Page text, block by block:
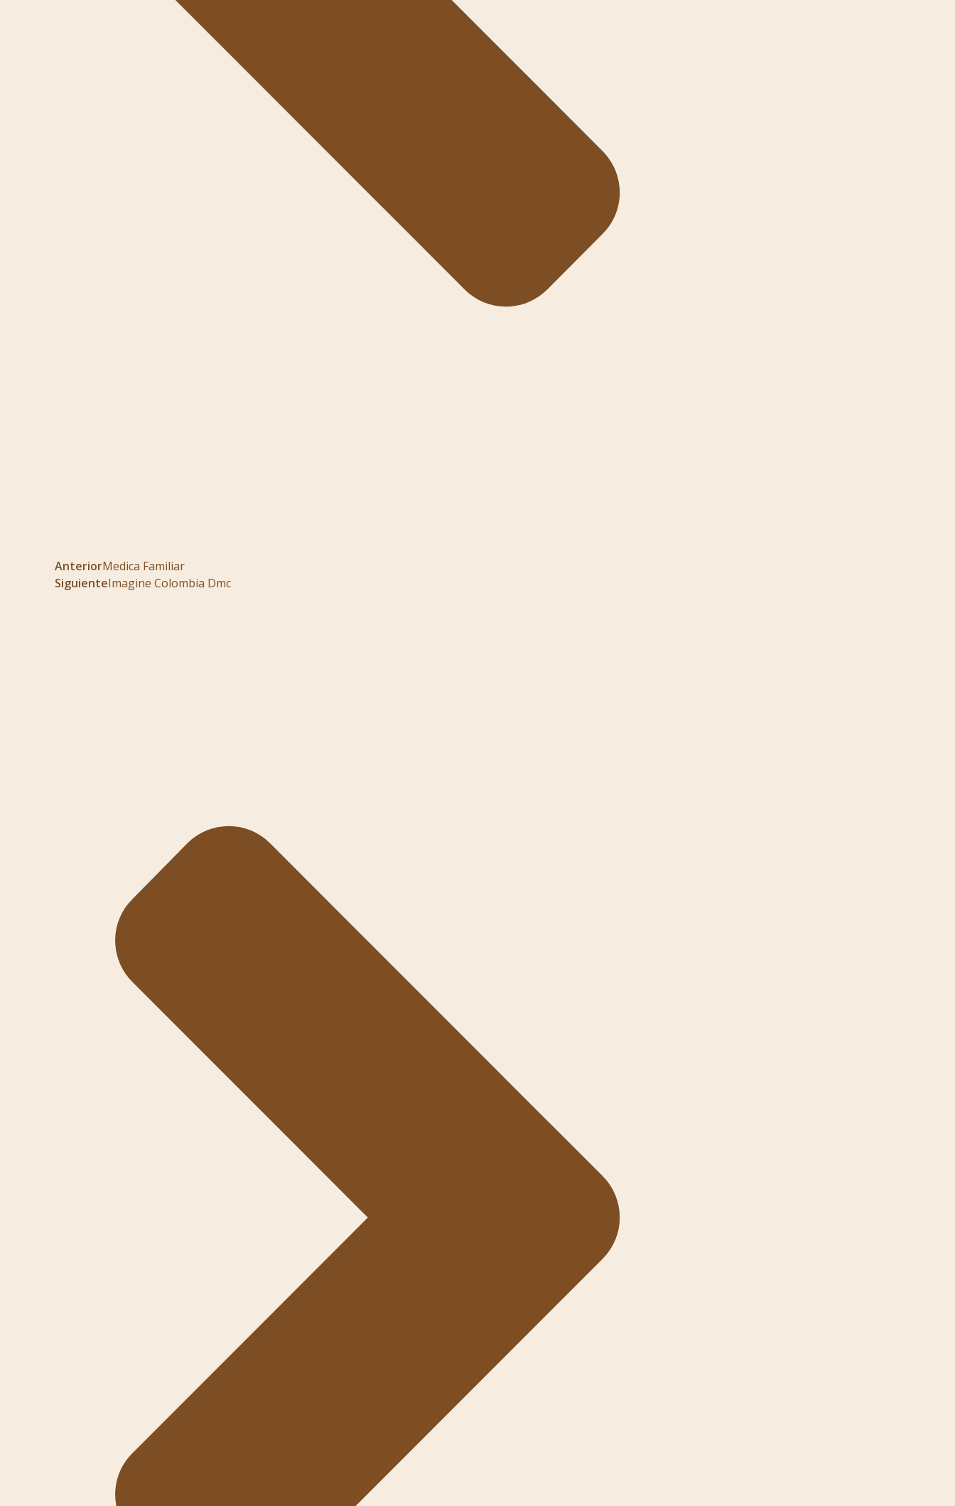
AnteriorMedica Familiar
SiguienteImagine Colombia Dmc